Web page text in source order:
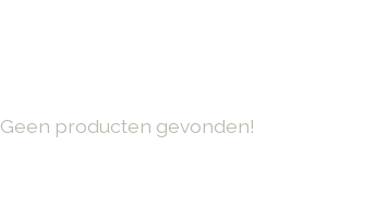
Geen producten gevonden!